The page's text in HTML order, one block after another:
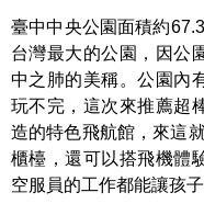
臺中中央公園面積約
台灣最大的公園，因公
中之肺的美稱。公園內
玩不完，這次來推薦超
造的特色飛航館，來這
櫃檯，還可以搭飛機體
空服員的工作都能讓孩